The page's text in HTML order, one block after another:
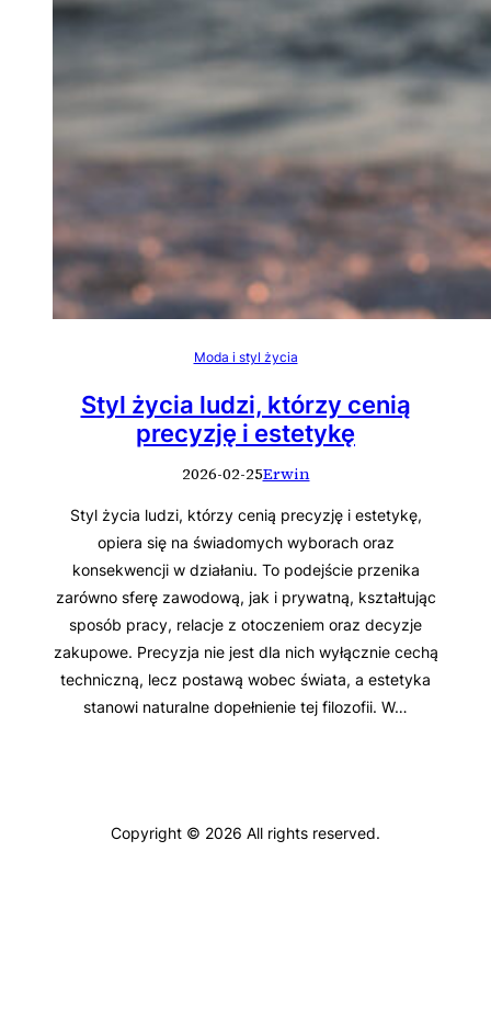
Moda i styl życia
Styl życia ludzi, którzy cenią
precyzję i estetykę
2026-02-25Erwin
Styl życia ludzi, którzy cenią precyzję i estetykę,
opiera się na świadomych wyborach oraz
konsekwencji w działaniu. To podejście przenika
zarówno sferę zawodową, jak i prywatną, kształtując
sposób pracy, relacje z otoczeniem oraz decyzje
zakupowe. Precyzja nie jest dla nich wyłącznie cechą
techniczną, lecz postawą wobec świata, a estetyka
stanowi naturalne dopełnienie tej filozofii. W…
Copyright © 2026 All rights reserved.